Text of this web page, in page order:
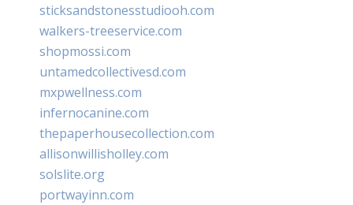
sticksandstonesstudiooh.com
walkers-treeservice.com
shopmossi.com
untamedcollectivesd.com
mxpwellness.com
infernocanine.com
thepaperhousecollection.com
allisonwillisholley.com
solslite.org
portwayinn.com